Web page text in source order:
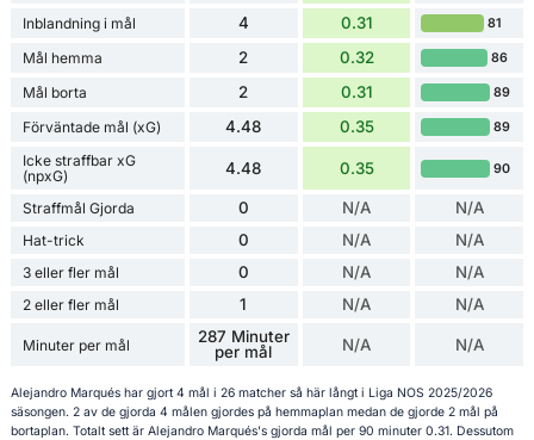
Inblandning i mål 4 0.31 81
Mål hemma 2 0.32 86
Mål borta 2 0.31 89
Förväntade mål (xG) 4.48 0.35 89
Icke straffbar xG
(npxG)
4.48 0.35 90
Straffmål Gjorda 0 N/A N/A
Hat-trick 0 N/A N/A
3 eller fler mål 0 N/A N/A
2 eller fler mål 1 N/A N/A
Minuter per mål
287 Minuter
per mål
N/A N/A
Alejandro Marqués har gjort 4 mål i 26 matcher så här långt i Liga NOS 2025/2026
säsongen. 2 av de gjorda 4 målen gjordes på hemmaplan medan de gjorde 2 mål på
bortaplan. Totalt sett är Alejandro Marqués's gjorda mål per 90 minuter 0.31. Dessutom